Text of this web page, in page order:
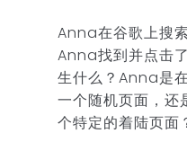
Anna在谷歌上搜
Anna找到并点击
生什么？Anna是
一个随机页面，还
个特定的着陆页面